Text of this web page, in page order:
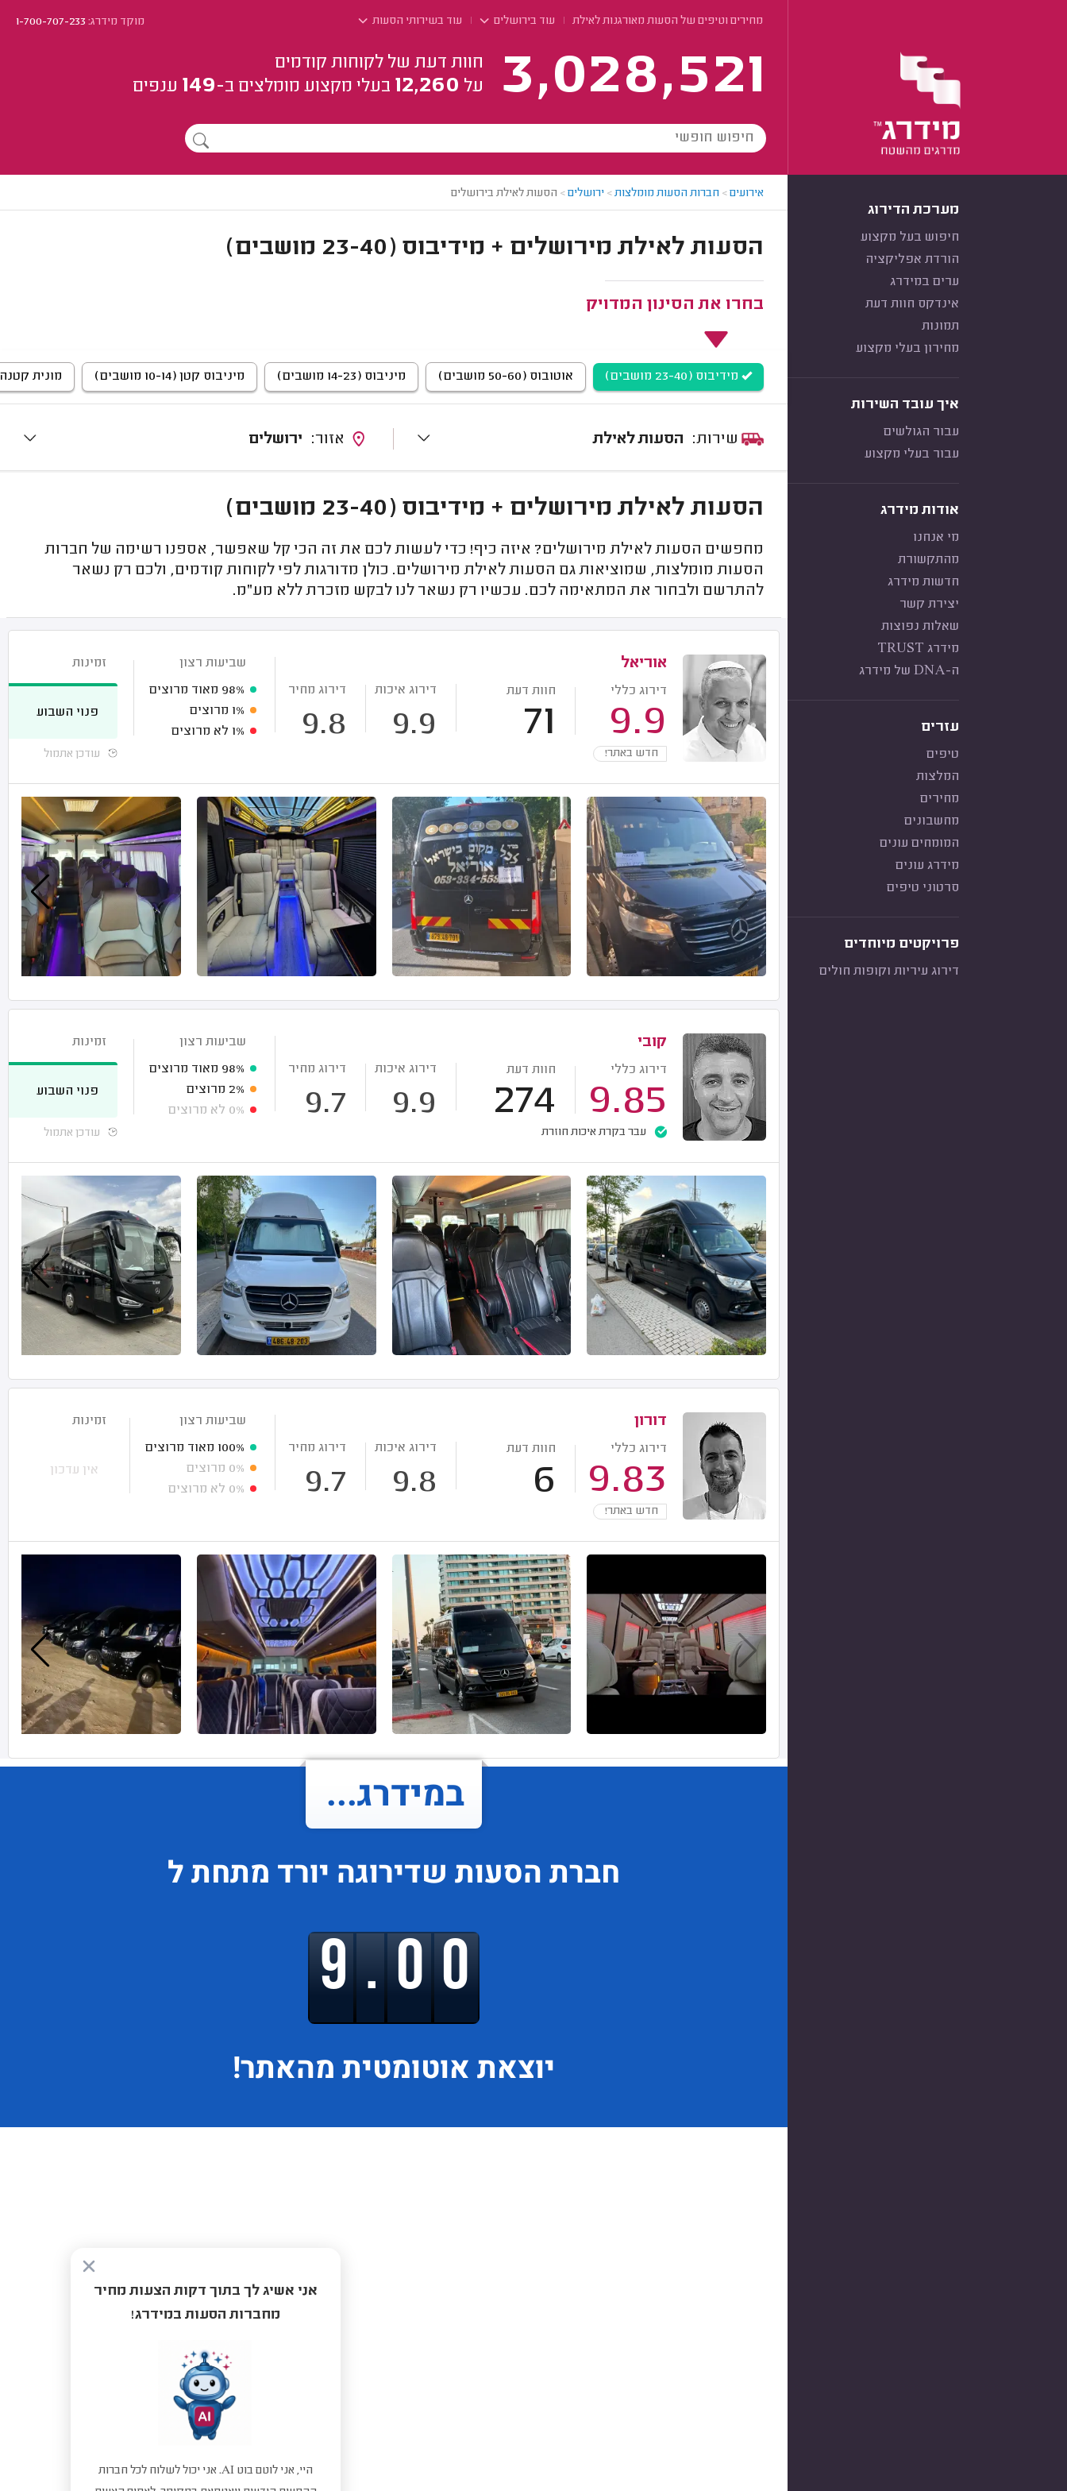
מחירים וטיפים של הסעות מאורגנות לאילת עוד בירושלים עוד בשירותי הסעות מוקד מידרג:1-700-707-233
3,028,521
חוות דעת של לקוחות קודמים
על 12,260 בעלי מקצוע מומלצים ב-149 ענפים
מערכת הדירוג
חיפוש בעל מקצוע
הורדת אפליקציה
ערים במידרג
אינדקס חוות דעת
תמונות
מחירון בעלי מקצוע
איך עובד השירות
עבור הגולשים
עבור בעלי מקצוע
אודות מידרג
מי אנחנו
מהתקשורת
חדשות מידרג
יצירת קשר
שאלות נפוצות
מידרג TRUST
ה-DNA של מידרג
עזרים
טיפים
המלצות
מחירים
מחשבונים
המומחים עונים
מידרג עונים
סרטוני טיפים
פרויקטים מיוחדים
דירוג עיריות וקופות חולים
אירועים> חברות הסעות מומלצות> ירושלים> הסעות לאילת בירושלים
הסעות לאילת מירושלים + מידיבוס (23-40 מושבים)
בחרו את הסינון המדויק
מידיבוס (23-40 מושבים) אוטובוס (50-60 מושבים) מיניבוס (14-23 מושבים) מיניבוס קטן (10-14 מושבים) מונית קטנה (4
הסעות לאילת ירושלים
אני אשיג לך בתוך דקות הצעות מחיר
מחברות הסעות במידרג!
היי, אני לוטם בוט AI. אני יכול לשלוח לכל חברות
הסעות לאילת מירושלים + מידיבוס (23-40 מושבים)
מחפשים הסעות לאילת מירושלים? איזה כיף! כדי לעשות לכם את זה הכי קל שאפשר, אספנו רשימה של חברות
הסעות מומלצות, שמוציאות גם הסעות לאילת מירושלים. כולן מדורגות לפי לקוחות קודמים, ולכם רק נשאר
להתרשם ולבחור את המתאימה לכם. עכשיו רק נשאר לנו לבקש מזכרת ללא מע"מ.
אוריאל
דירוג כללי
9.9
חוות דעת
71
דירוג איכות
9.9
דירוג מחיר
9.8
חדש באתר!
שביעות רצון
98% מאוד מרוצים
1% מרוצים
1% לא מרוצים
זמינות
פנוי השבוע
עודכן אתמול
קובי
דירוג כללי
9.85
חוות דעת
274
דירוג איכות
9.9
דירוג מחיר
9.7
עבר בקרת איכות חוזרת
שביעות רצון
98% מאוד מרוצים
2% מרוצים
0% לא מרוצים
זמינות
פנוי השבוע
עודכן אתמול
דורון
דירוג כללי
9.83
חוות דעת
6
דירוג איכות
9.8
דירוג מחיר
9.7
חדש באתר!
שביעות רצון
100% מאוד מרוצים
0% מרוצים
0% לא מרוצים
זמינות
אין עדכון
במידרג...
חברת הסעות שדירוגה יורד מתחת ל
9.00
יוצאתאוטומטית מהאתר!